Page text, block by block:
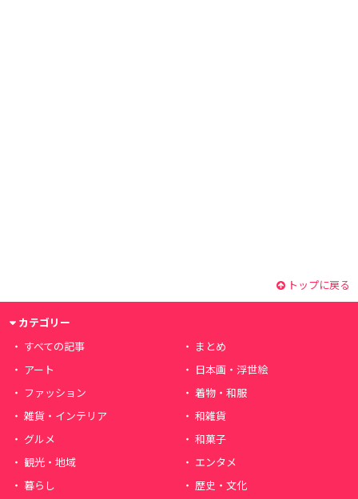
トップに戻る
カテゴリー
すべての記事
まとめ
アート
日本画・浮世絵
ファッション
着物・和服
雑貨・インテリア
和雑貨
グルメ
和菓子
観光・地域
エンタメ
暮らし
歴史・文化